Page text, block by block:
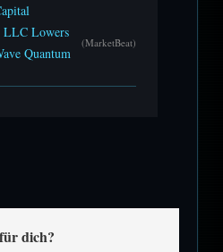
LLC Lowers
Quantum
(MarketBeat)
dich?